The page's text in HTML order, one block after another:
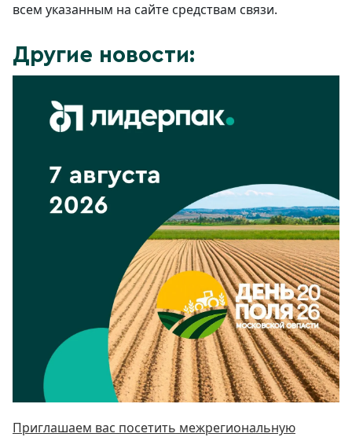
всем указанным на сайте средствам связи.
Другие новости:
Приглашаем вас посетить межрегиональную